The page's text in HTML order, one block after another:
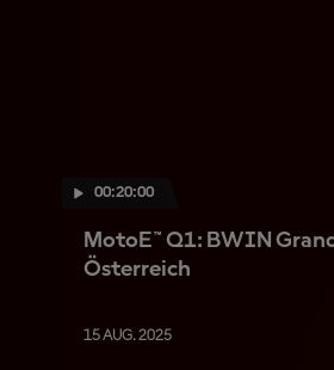
00:20:00
MotoE™ Q1: BWIN
Österreich
15 AUG. 2025